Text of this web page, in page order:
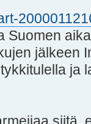
Suomen
jälkeen
ja
siitä,